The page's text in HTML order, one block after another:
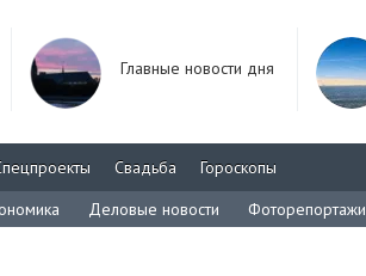
Главные новости дня
Свадьба
Гороскопы
Деловые новости Фоторепортажи